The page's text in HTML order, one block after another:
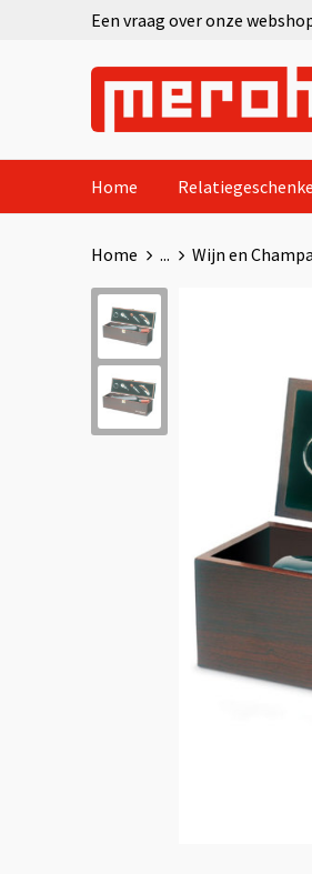
Een vraag over onze
Home
Home ... Wijn en